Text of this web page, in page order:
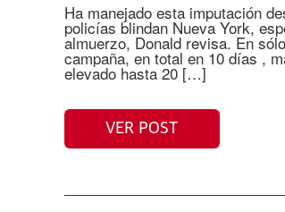
Ha manejado esta imputación
policías blindan Nueva York,
almuerzo, Donald revisa. En
campaña, en total en 10 días ,
elevado hasta 20 […]
VER POST